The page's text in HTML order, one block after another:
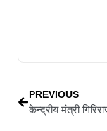
PREVIOUS